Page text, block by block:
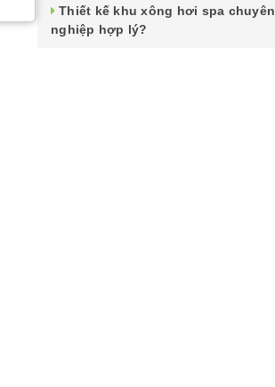
Thiết kế khu xông hơi spa chuyên
nghiệp hợp lý?